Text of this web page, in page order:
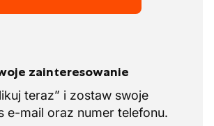
zainteresowanie
teraz” i zostaw swoje
e-mail oraz numer telefonu.